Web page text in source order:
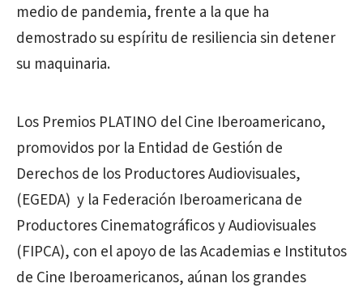
medio de pandemia, frente a la que ha
demostrado su espíritu de resiliencia sin detener
su maquinaria.
Los Premios PLATINO del Cine Iberoamericano,
promovidos por la Entidad de Gestión de
Derechos de los Productores Audiovisuales,
(EGEDA) y la Federación Iberoamericana de
Productores Cinematográficos y Audiovisuales
(FIPCA), con el apoyo de las Academias e Institutos
de Cine Iberoamericanos, aúnan los grandes